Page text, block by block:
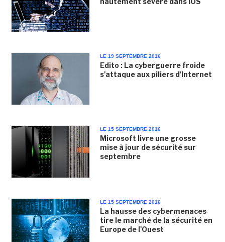
LE 19 SEPTEMBRE 2016
Edito : La cyberguerre froide
s'attaque aux piliers d'Internet
LE 15 SEPTEMBRE 2016
Microsoft livre une grosse
mise à jour de sécurité sur
septembre
LE 15 SEPTEMBRE 2016
La hausse des cybermenaces
tire le marché de la sécurité en
Europe de l'Ouest